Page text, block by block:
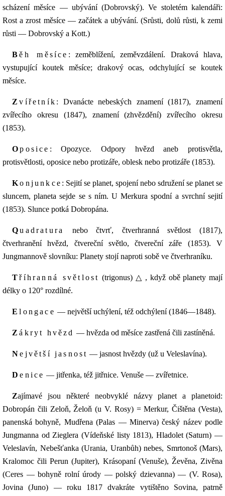
scházení měsíce — ubývání (Dobrovský). Ve stoletém kalendáři:
Rost a zrost měsíce — začátek a ubývání. (Srůsti, dolů růsti, k zemi
růsti — Dobrovský a Kott.)
Běh měsíce : zeměblížení, zeměvzdálení. Draková hlava,
vystupující koutek měsíce; drakový ocas, odchylující se koutek
měsíce.
Zvířetník : Dvanácte nebeských znamení (1817), znamení
zvířecího okresu (1847), znamení (zhvězdění) zvířecího okresu
(1853).
Oposice : Opozyce. Odpory hvězd aneb protisvětla,
protisvětlosti, oposice nebo protizáře, oblesk nebo protizáře (1853).
Konjunkce : Sejití se planet, spojení nebo sdružení se planet se
sluncem, planeta sejde se s ním. U Merkura spodní a svrchní sejití
(1853). Slunce potká Dobropána.
Quadratura
nebo čtvrť, čtverhranná světlost (1817),
čtverhranění hvězd, čtvereční světlo, čtvereční záře (1853). V
Jungmannově slovníku: Planety stojí naproti sobě ve čtverhraníku.
Tříhranná světlost (trigonus) △ , když obě planety mají
délky o 120° rozdílné.
Elongace — největší uchýlení, též odchýlení (1846—1848).
Zákryt hvězd — hvězda od měsíce zastřená čili zastíněná.
Největší jasnost — jasnost hvězdy (už u Veleslavína).
Denice — jitřenka, též jitřnice. Venuše — zvířetnice.
Zajímavé jsou některé neobvyklé názvy planet a planetoid:
Dobropán čili Zeloň, Želoň (u V. Rosy) = Merkur, Čištěna (Vesta),
panenská bohyně, Mudřena (Palas — Minerva) český název podle
Jungmanna od Zieglera (Vídeňské listy 1813), Hladolet (Saturn) —
Veleslavín, Nebešťanka (Urania, Uranbůh) nebes, Smrtonoš (Mars),
Kralomoc čili Perun (Jupiter), Krásopaní (Venuše), Ževěna, Zivěna
(Ceres — bohyně rolní úrody — polský dzievanna) — (V. Rosa),
Jovina (Juno) — roku 1817 dvakráte vytištěno Sovina, patrně